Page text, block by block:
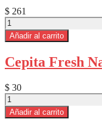
$ 261
Powerade
600
Ml
Tropicales
X
6
cantidad
Añadir al carrito
Cepita Fresh
$ 30
Cepita
Fresh
Naranja
Añadir al carrito